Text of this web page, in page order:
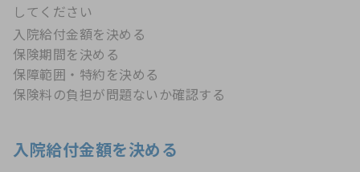
してください
入院給付金額を決める
保険期間を決める
保障範囲・特約を決める
保険料の負担が問題ないか確認する
入院給付金額を決める